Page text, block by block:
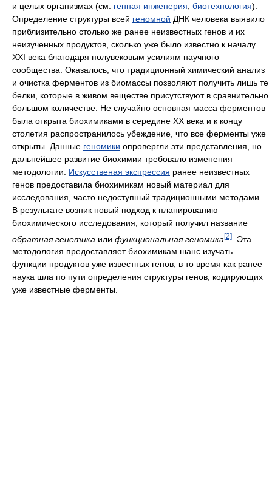
и целых организмах (см. генная инженерия биотехнология).
Определение структуры всей геномной ДНК человека выявило
приблизительно столько же ранее неизвестных генов и их
неизученных продуктов, сколько уже было известно к началу
XXI века благодаря полувековым усилиям научного
сообщества. Оказалось, что традиционный химический анализ
и очистка ферментов из биомассы позволяют получить лишь те
белки, которые в живом веществе присутствуют в сравнительно
большом количестве. Не случайно основная масса ферментов
была открыта биохимиками в середине XX века и к концу
столетия распространилось убеждение, что все ферменты уже
открыты. Данные геномики опровергли эти представления, но
дальнейшее развитие биохимии требовало изменения
методологии. Искусственая экспрессия ранее неизвестных
генов предоставила биохимикам новый материал для
исследования, часто недоступный традиционными методами.
В результате возник новый подход к планированию
биохимического исследования, который получил название
обратная генетика или функциональная геномика[2]
. Эта
методология предоставляет биохимикам шанс изучать
функции продуктов уже известных генов, в то время как ранее
наука шла по пути определения структуры генов, кодирующих
уже известные ферменты.